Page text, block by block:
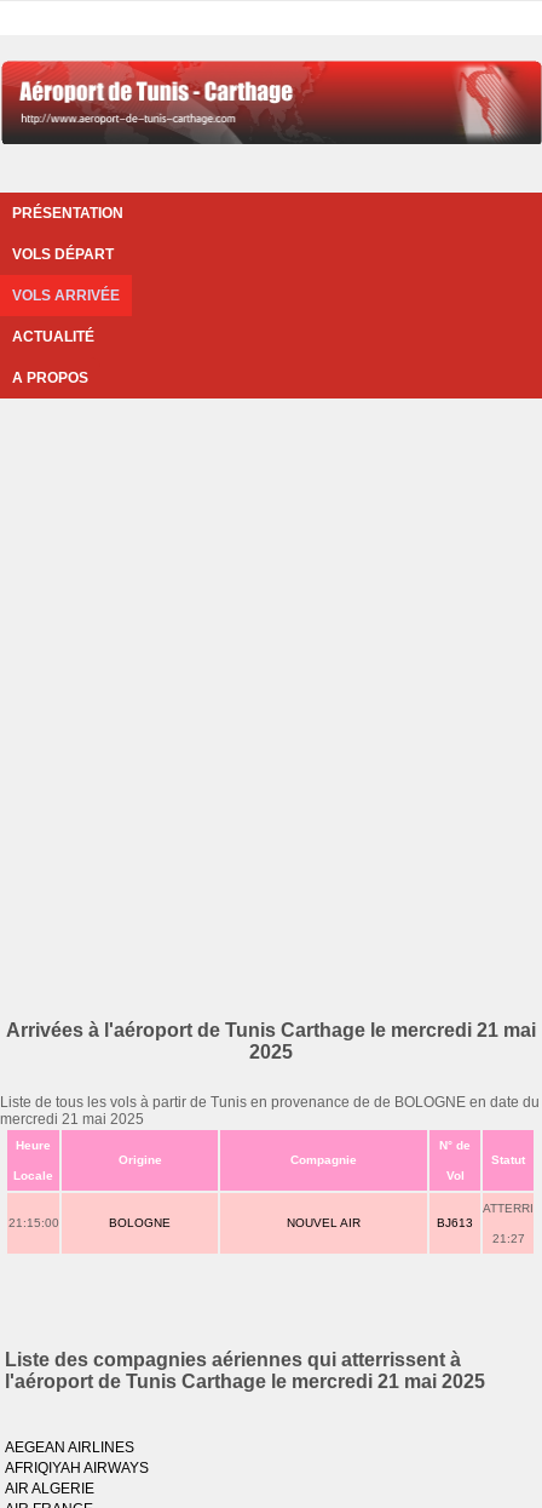
PRÉSENTATION
VOLS DÉPART
VOLS ARRIVÉE
ACTUALITÉ
A PROPOS
Arrivées à l'aéroport de Tunis Carthage le mercredi 21 mai
2025
Liste de tous les vols à partir de Tunis en provenance de de BOLOGNE en date du
mercredi 21 mai 2025
Heure
Locale
Origine Compagnie
N° de
Vol
Statut
21:15:00 BOLOGNE NOUVEL AIR BJ613
ATTERRI
21:27
Liste des compagnies aériennes qui atterrissent à
l'aéroport de Tunis Carthage le mercredi 21 mai 2025
AEGEAN AIRLINES
AFRIQIYAH AIRWAYS
AIR ALGERIE